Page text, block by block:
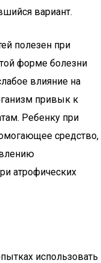
вариант.
полезен при
форме болезни
влияние на
привык к
Ребенку при
средство,
атрофических
использовать